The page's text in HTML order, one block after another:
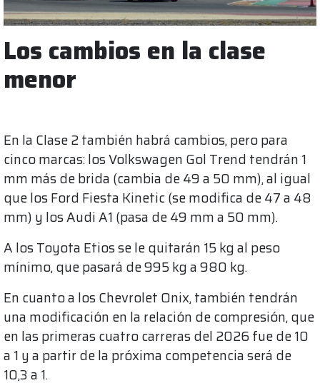
Los cambios en la clase
menor
En la Clase 2 también habrá cambios, pero para
cinco marcas: los Volkswagen Gol Trend tendrán 1
mm más de brida (cambia de 49 a 50 mm), al igual
que los Ford Fiesta Kinetic (se modifica de 47 a 48
mm) y los Audi A1 (pasa de 49 mm a 50 mm).
A los Toyota Etios se le quitarán 15 kg al peso
mínimo, que pasará de 995 kg a 980 kg.
En cuanto a los Chevrolet Onix, también tendrán
una modificación en la relación de compresión, que
en las primeras cuatro carreras del 2026 fue de 10
a 1 y a partir de la próxima competencia será de
10,3 a 1.